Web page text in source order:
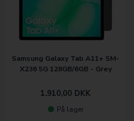
Samsung Galaxy Tab A11+ SM-
X236 5G 128GB/6GB - Grey
1.910,00 DKK
På lager